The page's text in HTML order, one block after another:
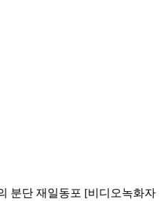
분단 재일동포 [비디오녹화자